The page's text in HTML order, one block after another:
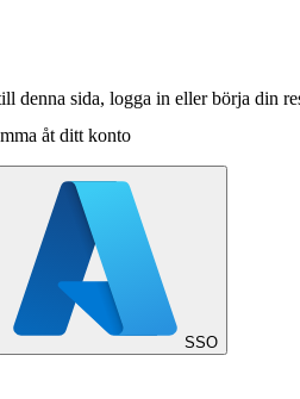
denna sida, logga in eller börja din
åt ditt konto
SSO